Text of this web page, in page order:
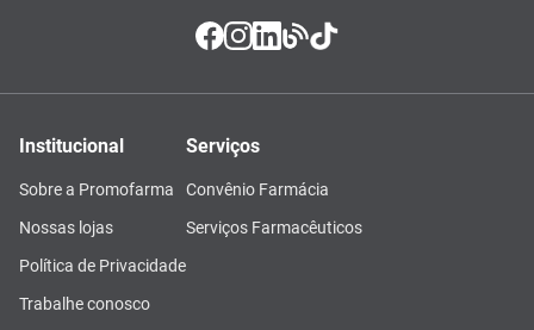
Institucional
Sobre a Promofarma
Nossas lojas
Política de Privacidade
Trabalhe conosco
Serviços
Convênio Farmácia
Serviços Farmacêuticos